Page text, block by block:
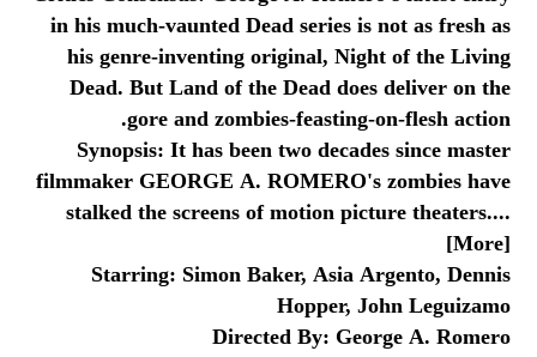
in his much-vaunted Dead series is not as fresh as
his genre-inventing original, Night of the Living
Dead. But Land of the Dead does deliver on the
gore and zombies-feasting-on-flesh action.
Synopsis: It has been two decades since master
filmmaker GEORGE A. ROMERO's zombies have
stalked the screens of motion picture theaters....
[More]
Starring: Simon Baker, Asia Argento, Dennis
Hopper, John Leguizamo
Directed By: George A. Romero